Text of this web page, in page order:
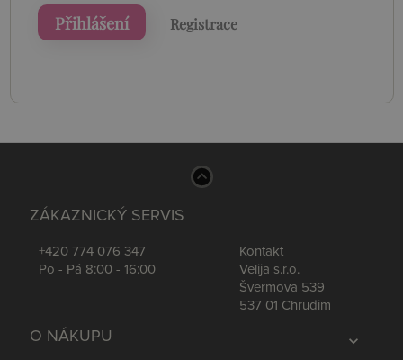
Přihlášení Registrace
ZÁKAZNICKÝ SERVIS
+420 774 076 347
Po - Pá 8:00 - 16:00
Kontakt
Velija s.r.o.
Švermova 539
537 01 Chrudim
expand_more
O NÁKUPU